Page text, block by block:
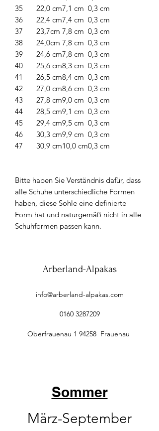
35
22,0 cm7,1 cm 0,3 cm
36
22,4 cm7,4 cm 0,3 cm
37
23,7cm 7,8 cm 0,3 cm
38
24,0cm 7,8 cm 0,3 cm
39
24,6 cm7,8 cm 0,3 cm
40
25,6 cm8,3 cm 0,3 cm
41
26,5 cm8,4 cm 0,3 cm
42
27,0 cm8,6 cm 0,3 cm
43
27,8 cm9,0 cm 0,3 cm
44
28,5 cm9,1 cm 0,3 cm
45
29,4 cm9,5 cm 0,3 cm
46
30,3 cm9,9 cm 0,3 cm
47
30,9 cm10,0 cm0,3 cm
Bitte haben Sie Verständnis dafür, dass
alle Schuhe unterschiedliche Formen
haben, diese Sohle eine definierte
Form hat und naturgemäß nicht in alle
Schuhformen passen kann.
Arberland-Alpakas
info@arberland-alpakas.com
0160 3287209
Oberfrauenau 1 94258 Frauenau
Sommer
März-September